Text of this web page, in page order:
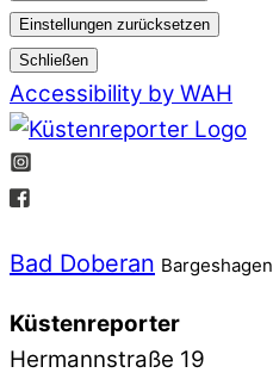
Einstellungen zurücksetzen
Schließen
Accessibility by WAH
Bad Doberan Bargeshagen
Küstenreporter
Hermannstraße 19